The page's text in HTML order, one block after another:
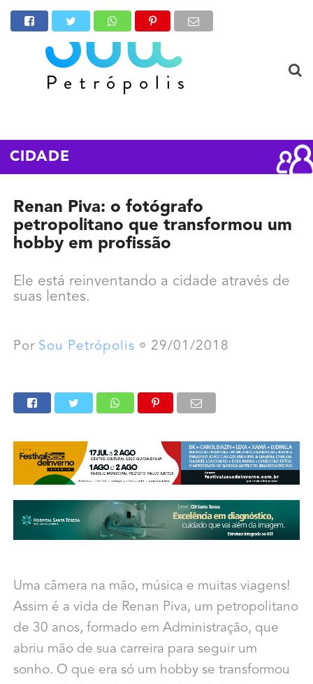
CIDADE
Renan Piva: o fotógrafo
petropolitano que transformou um
hobby em profissão
Ele está reinventando a cidade através de
suas lentes.
Por Sou Petrópolis 29/01/2018
Uma câmera na mão, música e muitas viagens!
Assim é a vida de Renan Piva, um petropolitano
de 30 anos, formado em Administração, que
abriu mão de sua carreira para seguir um
sonho. O que era só um hobby se transformou